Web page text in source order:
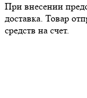
При внесении
доставка. Товар
средств на счет.